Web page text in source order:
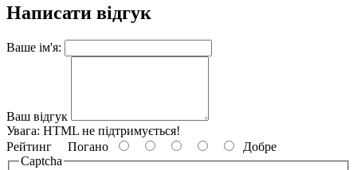
Написати відгук
Ваше ім'я:
Ваш відгук
Увага: HTML не підтримується!
Рейтинг Погано
Добре
Captcha